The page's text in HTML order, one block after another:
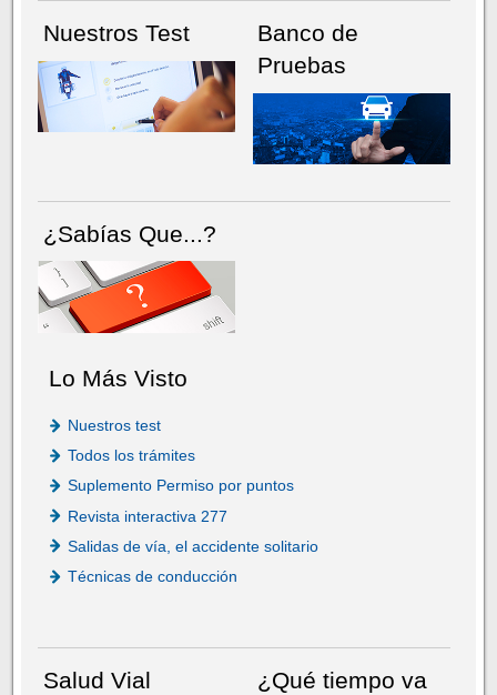
Nuestros Test
Banco de
Pruebas
¿Sabías Que...?
Lo Más Visto
Nuestros test
Todos los trámites
Suplemento Permiso por puntos
Revista interactiva 277
Salidas de vía, el accidente solitario
Técnicas de conducción
Salud Vial
¿Qué tiempo va